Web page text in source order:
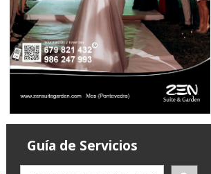
Guía de Servicios